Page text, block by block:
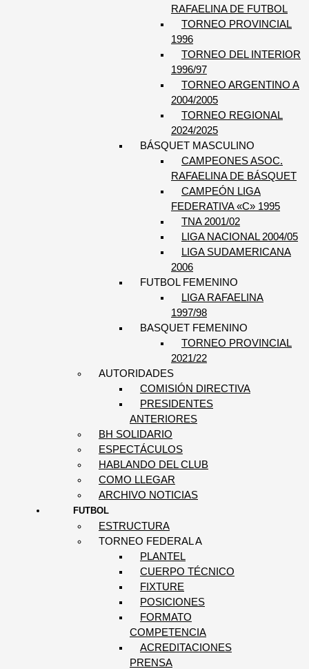
RAFAELINA DE FUTBOL
TORNEO PROVINCIAL
1996
TORNEO DEL INTERIOR
1996/97
TORNEO ARGENTINO A
2004/2005
TORNEO REGIONAL
2024/2025
BÁSQUET MASCULINO
CAMPEONES ASOC.
RAFAELINA DE BÁSQUET
CAMPEÓN LIGA
FEDERATIVA «C» 1995
TNA 2001/02
LIGA NACIONAL 2004/05
LIGA SUDAMERICANA
2006
FUTBOL FEMENINO
LIGA RAFAELINA
1997/98
BASQUET FEMENINO
TORNEO PROVINCIAL
2021/22
AUTORIDADES
COMISIÓN DIRECTIVA
PRESIDENTES
ANTERIORES
BH SOLIDARIO
ESPECTÁCULOS
HABLANDO DEL CLUB
COMO LLEGAR
ARCHIVO NOTICIAS
FUTBOL
ESTRUCTURA
TORNEO FEDERAL A
PLANTEL
CUERPO TÉCNICO
FIXTURE
POSICIONES
FORMATO
COMPETENCIA
ACREDITACIONES
PRENSA